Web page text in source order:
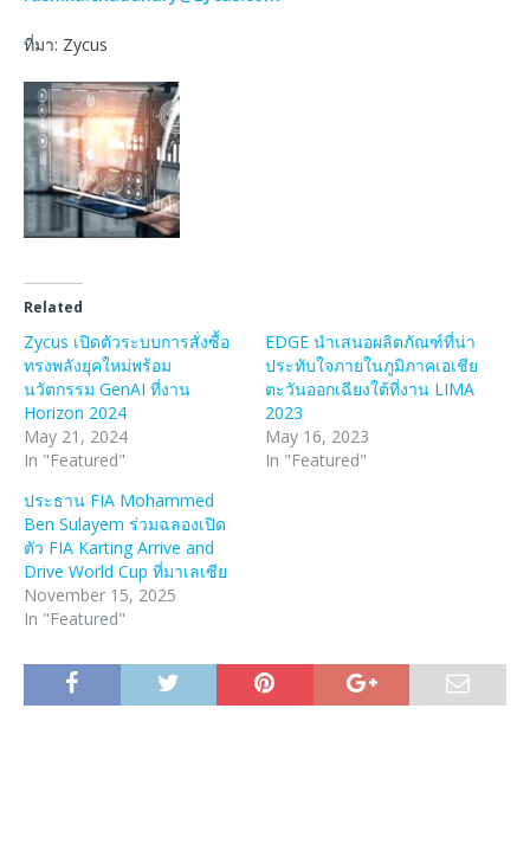
ที่มา: Zycus
Related
Zycus เปิดตัวระบบการสั่งซื้อ
ทรงพลังยุคใหม่พร้อม
นวัตกรรม GenAI ที่งาน
Horizon 2024
May 21, 2024
In "Featured"
EDGE นำเสนอผลิตภัณฑ์ที่น่า
ประทับใจภายในภูมิภาคเอเชีย
ตะวันออกเฉียงใต้ที่งาน LIMA
2023
May 16, 2023
In "Featured"
ประธาน FIA Mohammed
Ben Sulayem ร่วมฉลองเปิด
ตัว FIA Karting Arrive and
Drive World Cup ที่มาเลเซีย
November 15, 2025
In "Featured"